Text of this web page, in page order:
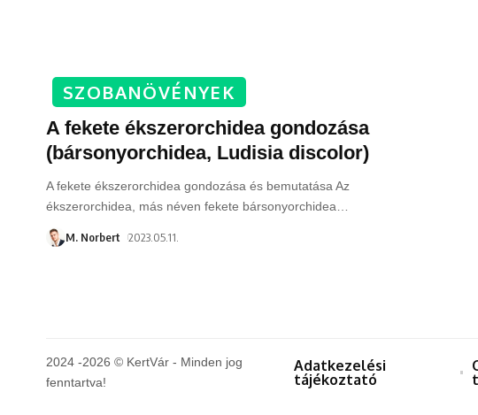
SZOBANÖVÉNYEK
A fekete ékszerorchidea gondozása
(bársonyorchidea, Ludisia discolor)
A fekete ékszerorchidea gondozása és bemutatása Az
ékszerorchidea, más néven fekete bársonyorchidea
M. Norbert 2023.05.11.
2024 -2026 © KertVár - Minden jog
fenntartva!
Adatkezelési
tájékoztató